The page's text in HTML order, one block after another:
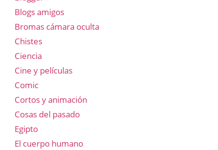
Blogs amigos
Bromas cámara oculta
Chistes
Ciencia
Cine y películas
Comic
Cortos y animación
Cosas del pasado
Egipto
El cuerpo humano